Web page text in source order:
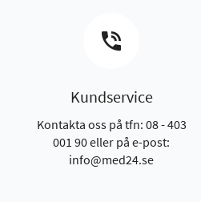
Kundservice
Kontakta oss på tfn: 08 - 403
001 90 eller på e-post:
info@med24.se